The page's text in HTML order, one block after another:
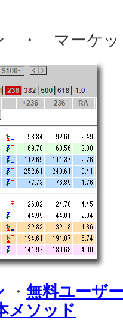
・ マーケッ
・ 無料ユーザ
メソッド